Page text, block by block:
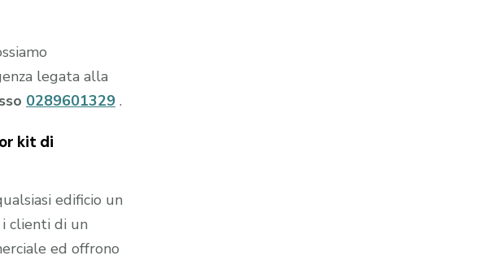
legata alla
0289601329 .
kit di
edificio un
clienti di un
ed offrono